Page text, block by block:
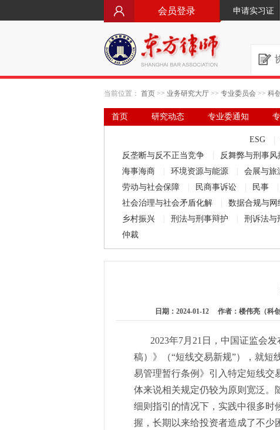
会员登录 申请实习证
当前位置： 首页 >> 业务研究大厅 >> 专业委员会 >> 科
首页 研究动态 专业委通知
ESG
反垄断与反不正当竞争
反舞弊与刑事风
海事海商
环境资源与能源 会展与旅
劳动与社会保障
民商事诉讼 民事
社会治理与社会矛盾化解
数据合规与网
乡村振兴
刑法与刑事辩护 刑诉法与
仲裁
日期：2024-01-12 作者：楼伟亮（科创
2023年7月21日，中国证监会发
稿）》（“短线交易新规”），就短
易管理暂行条例》引入特定短线交
体来说相关规定仍较为原则宽泛。
细则指引的情况下，实践中很多时
握，长期以来给投资者造成了不少